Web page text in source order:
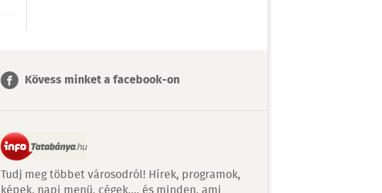
Kövess minket a facebook-on
Tudj meg többet városodról! Hírek, programok,